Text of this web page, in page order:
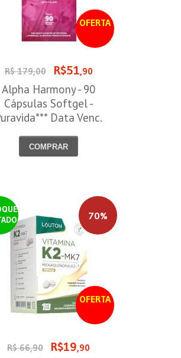
OFERTA
R$ 179,00 R$51,90
Alpha Harmony - 90
Cápsulas Softgel -
Data Venc.
COMPRAR
OFERTA
70%
R$ 66,90 R$19,90